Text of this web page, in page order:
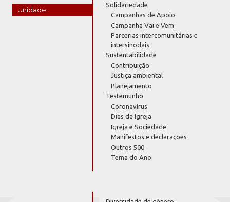
Unidade
Solidariedade
Campanhas de Apoio
Campanha Vai e Vem
Parcerias intercomunitárias e
intersinodais
Sustentabilidade
Contribuição
Justiça ambiental
Planejamento
Testemunho
Coronavírus
Dias da Igreja
Igreja e Sociedade
Manifestos e declarações
Outros 500
Tema do Ano